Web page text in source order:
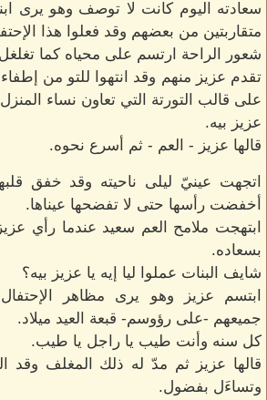
سعادته اليوم كانت لا توصف وهو يرى
متقاربتين من بعضهم وقد فعلوا هذا
شعور الراحة ارتسم على محياه كما
تقدم عزيز منهم وقد انتهوا للتو من
على قالب التورتة التي تعاون نساء
عزيز بيه.
قالها عزيز - العم - ثم أسرع نحوه.
اتجهت عينيّ ليلى ناحيته وقد خفق
أخفضت رأسها حتى لا تفضحها عيناها.
ابتهجت ملامح العم سعيد عندما رأي
بسعاده.
شايف البنات عملوا ليا إيه يا عزيز بيه؟
ابتسم عزيز وهو يرى مظاهر
جميعهم -على رؤوسم- قبعة العيد ميلاد.
كل سنه وأنت طيب يا راجل يا طيب.
قالها عزيز ثم مدّ له ذلك المغلف وقد
وتساءَل بفضول.